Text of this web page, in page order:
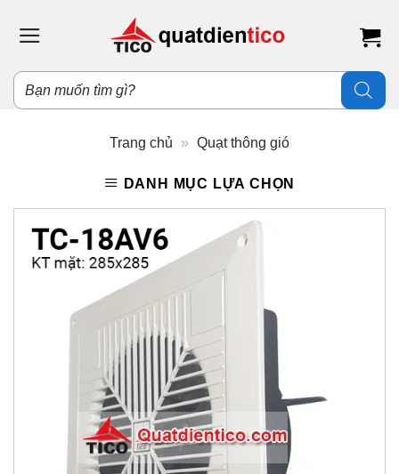
qua
dung
Tìm
kiếm
sản
Trang chủ » Quạt thông gió
DANH MỤC LỰA CHỌN